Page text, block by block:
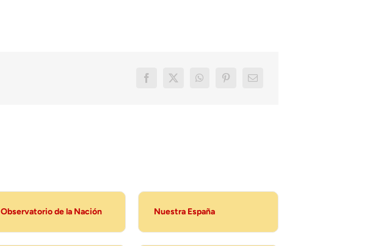
Observatorio de la Nación Nuestra España